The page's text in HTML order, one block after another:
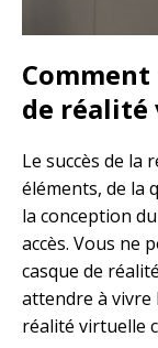
de réalité
Le succès de la
éléments, de la
la conception
accès. Vous ne
casque de
attendre à vivre
réalité virtuelle